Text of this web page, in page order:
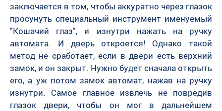
заключается в том, чтобы аккуратно через глазок
просунуть специальный инструмент именуемый
"Кошачий глаз", и изнутри нажать на ручку
автомата. И дверь откроется! Однако такой
метод не сработает, если в двери есть верхний
замок, и он закрыт. Нужно будет сначала открыть
его, а уж потом замок автомат, нажав на ручку
изнутри. Самое главное извлечь не повредив
глазок двери, чтобы он мог в дальнейшем